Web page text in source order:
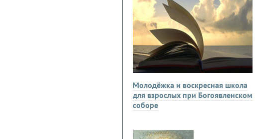
Молодёжка и воскресная школа
для взрослых при Богоявленском
соборе